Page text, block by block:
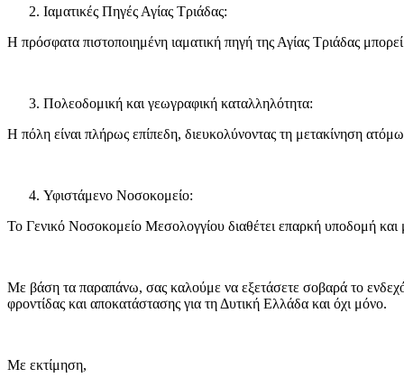
Ιαματικές Πηγές Αγίας Τριάδας:
Η πρόσφατα πιστοποιημένη ιαματική πηγή της Αγίας Τριάδας
Πολεοδομική και γεωγραφική καταλληλότητα:
Η πόλη είναι πλήρως επίπεδη, διευκολύνοντας τη μετακίνηση
Υφιστάμενο Νοσοκομείο:
Το Γενικό Νοσοκομείο Μεσολογγίου διαθέτει επαρκή υποδομή και
Με βάση τα παραπάνω, σας καλούμε να εξετάσετε σοβαρά το
φροντίδας και αποκατάστασης για τη Δυτική Ελλάδα και όχι μόνο.
Με εκτίμηση,